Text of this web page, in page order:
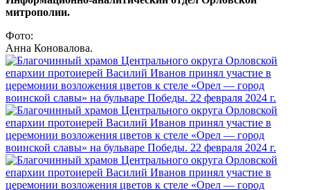
митрополии.
Фото:
Анна Коновалова.